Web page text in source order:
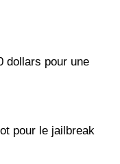
dollars pour une
pour le jailbreak